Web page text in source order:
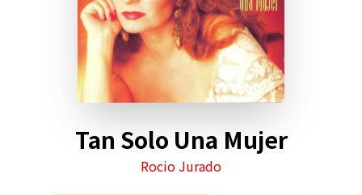
Tan Solo Una Mujer
Rocio Jurado